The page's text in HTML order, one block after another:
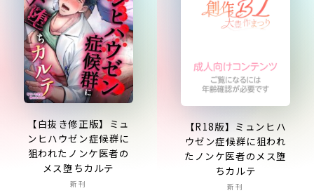
【白抜き修正版】ミュ
ンヒハウゼン症候群に
狙われたノンケ医者の
メス堕ちカルテ
新刊
【R18版】ミュンヒハ
ウゼン症候群に狙われ
たノンケ医者のメス堕
ちカルテ
新刊